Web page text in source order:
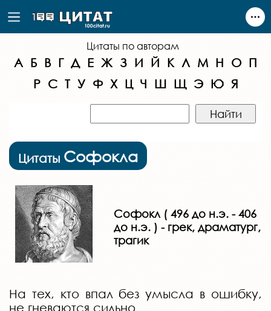
Цитаты по авторам
А Б В Г Д Е Ж З И Й К Л М Н О П
Р С Т У Ф Х Ц Ч Ш Щ Э Ю Я
Цитаты Софокла
Софокл ( 496 до н.э. - 406
до н.э. ) - грек, драматург,
трагик
На тех, кто впал без умысла в ошибку,
не гневаются сильно.